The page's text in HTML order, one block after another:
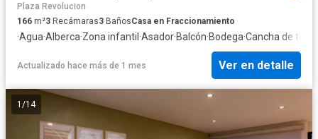
Plaza Revolucion
166 m²3 Recámaras3 BañosCasa en Fraccionamiento
·Agua·Alberca·Zona infantil ·Asador·Balcón·Bodega·Cancha de tenis
Actualizado hace más de 1 mes Ver en detalle
1 /14